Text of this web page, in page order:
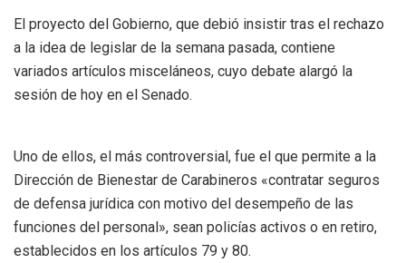
El proyecto del Gobierno, que debió insistir tras el rechazo
a la idea de legislar de la semana pasada, contiene
variados artículos misceláneos, cuyo debate alargó la
sesión de hoy en el Senado.
Uno de ellos, el más controversial, fue el que permite a la
Dirección de Bienestar de Carabineros «contratar seguros
de defensa jurídica con motivo del desempeño de las
funciones del personal», sean policías activos o en retiro,
establecidos en los artículos 79 y 80.